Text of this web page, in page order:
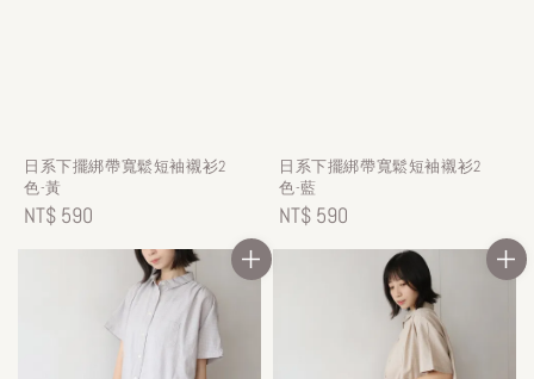
日系下擺綁帶寬鬆短袖襯衫2
色-黃
Regular
NT$ 590
日系下擺綁帶寬鬆短袖襯衫2
色-藍
Regular
price
NT$ 590